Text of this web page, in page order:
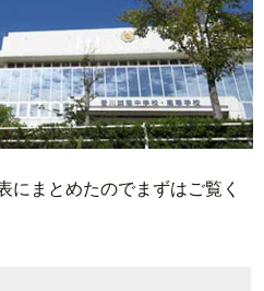
にまとめたのでまずはご覧く